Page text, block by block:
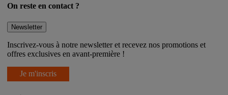
On reste en contact ?
Newsletter
Inscrivez-vous à notre newsletter et recevez nos promotions et
offres exclusives en avant-première !
Je m'inscris